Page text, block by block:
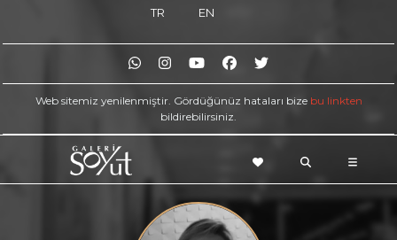
TR EN
Web sitemiz yenilenmiştir. Gördüğünüz hataları bize bu linkten
bildirebilirsiniz.